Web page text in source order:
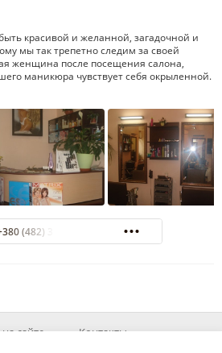
красивой и желанной, загадочной и
мы так трепетно следим за своей
женщина после посещения салона,
маникюра чувствует себя окрыленной.
(482) 33-36-95
сайте Контакты